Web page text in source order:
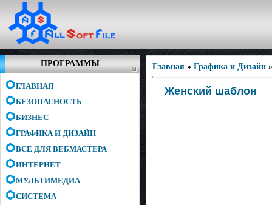
ПРОГРАММЫ
ГЛАВНАЯ
БЕЗОПАСНОСТЬ
БИЗНЕС
ГРАФИКА И ДИЗАЙН
ВСЕ ДЛЯ ВЕБМАСТЕРА
ИНТЕРНЕТ
МУЛЬТИМЕДИА
СИСТЕМА
Главная » Графика и Дизайн
Женский шаблон